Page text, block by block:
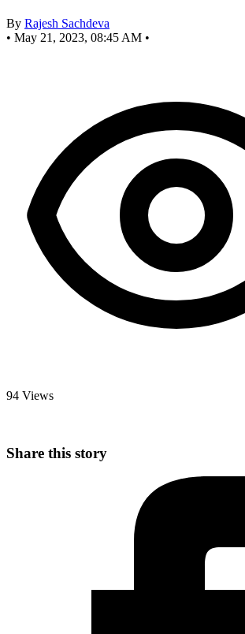
By Rajesh Sachdeva
• May 21, 2023, 08:45 AM •
94 Views
Share this story